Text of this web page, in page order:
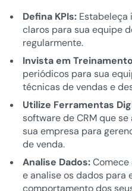
Defina KPIs:Estabeleça
claros para sua equipe
regularmente.
Invista em
periódicos para sua
técnicas de vendas e
Utilize Ferramentas
software de CRM que
sua empresa para
de venda.
Analise Dados:Comece
e analise os dados para